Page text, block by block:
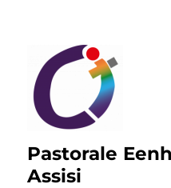
Pastorale
Assisi